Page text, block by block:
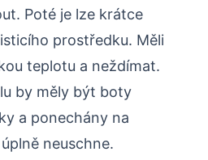
Poté je lze krátce
prostředku. Měli
teplotu a neždímat.
by měly být boty
a ponechány na
neuschne.